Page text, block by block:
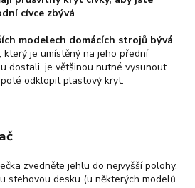
cívce zbývá.
modelech domácích strojů bývá
, který je umístěný na jeho přední
dostali, je většinou nutné vysunout
odklopit plastový kryt.
zvedněte jehlu do nejvyšší polohy.
stehovou desku (u některých modelů